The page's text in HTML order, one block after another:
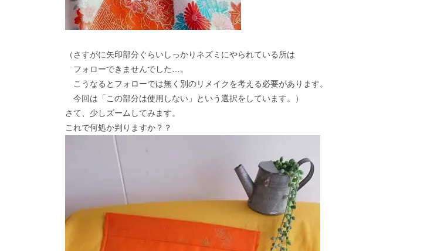
（さすがに矢印部分ぐらいしっかりネズミにやられている所は
フォローできませんでした…。
こうなるとフォローでは無く別のリメイクを考える必要があります。
今回は「この部分は使用しない」という選択をしています。）
さて、少しズームしてみます。
これで何処か判りますか？？